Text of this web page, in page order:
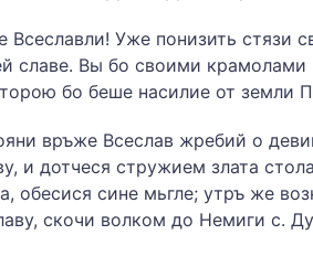
Всеславли! Уже понизить стязи
славе. Вы бо своими
бо беше насилие от земли
връже Всеслав жребий о
и дотчеся стружием злата
обесися сине мьгле; утръ же
скочи волком до Немиги с.